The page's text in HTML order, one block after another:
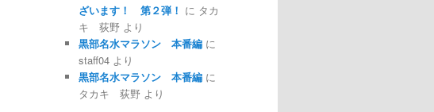
ざいます！ 第２弾！ に タカ
キ 荻野 より
黒部名水マラソン 本番編 に
staff04 より
黒部名水マラソン 本番編 に
タカキ 荻野 より